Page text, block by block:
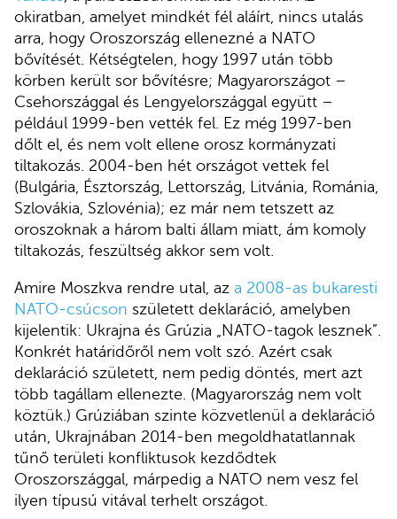
okiratban, amelyet mindkét fél aláírt, nincs utalás
arra, hogy Oroszország ellenezné a NATO
bővítését. Kétségtelen, hogy 1997 után több
körben került sor bővítésre; Magyarországot –
Csehországgal és Lengyelországgal együtt –
például 1999-ben vették fel. Ez még 1997-ben
dőlt el, és nem volt ellene orosz kormányzati
tiltakozás. 2004-ben hét országot vettek fel
(Bulgária, Észtország, Lettország, Litvánia, Románia,
Szlovákia, Szlovénia); ez már nem tetszett az
oroszoknak a három balti állam miatt, ám komoly
tiltakozás, feszültség akkor sem volt.
Amire Moszkva rendre utal, az a 2008-as bukaresti
NATO-csúcson született deklaráció, amelyben
kijelentik: Ukrajna és Grúzia „NATO-tagok lesznek”.
Konkrét határidőről nem volt szó. Azért csak
deklaráció született, nem pedig döntés, mert azt
több tagállam ellenezte. (Magyarország nem volt
köztük.) Grúziában szinte közvetlenül a deklaráció
után, Ukrajnában 2014-ben megoldhatatlannak
tűnő területi konfliktusok kezdődtek
Oroszországgal, márpedig a NATO nem vesz fel
ilyen típusú vitával terhelt országot.